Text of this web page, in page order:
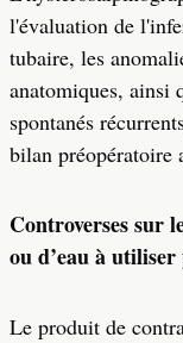
l'évaluation de
tubaire, les
anatomiques, ainsi
spontanés
bilan préopératoire
Controverses sur
ou d’eau à
Le produit de